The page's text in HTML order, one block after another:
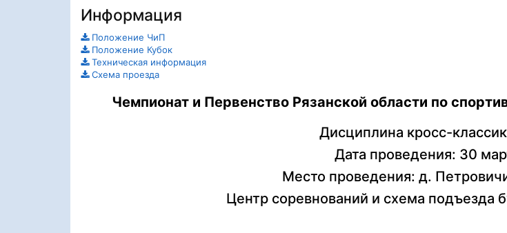
Информация
Положение ЧиП
Положение Кубок
Техническая информация
Схема проезда
Чемпионат и Первенство Рязанской области по
Дисциплина кросс-
Дата проведения: 30
Место проведения: д.
Центр соревнований и схема подъезда